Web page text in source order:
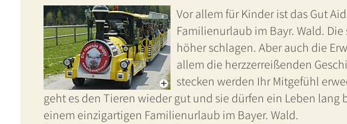
Vor allem für Kinder ist das Gut
Familienurlaub im Bayr. Wald.
höher schlagen. Aber auch die
allem die herzzerreißenden
stecken werden Ihr Mitgefühl
geht es den Tieren wieder gut und sie dürfen ein Leben lang
einem einzigartigen Familienurlaub im Bayer. Wald.